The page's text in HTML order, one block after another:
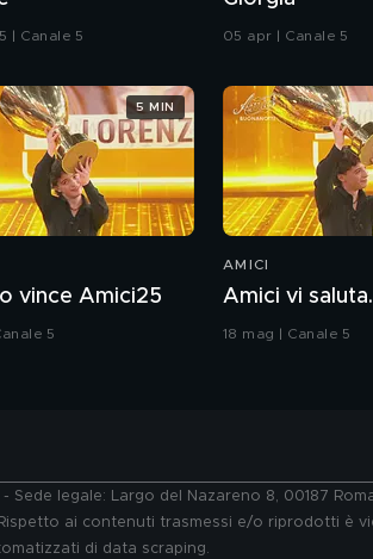
| Canale 5 05 apr | Canale 5
vince Amici25
5
5 MIN
AMICI
Amici vi
18 mag | Canale 5
Sede legale: Largo del Nazareno 8, 00187
ai contenuti trasmessi e/o riprodotti è
di data scraping.